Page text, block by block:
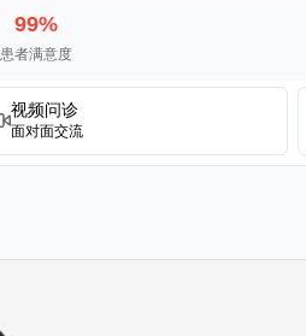
99%
患者满意度
视频问诊
面对面交流